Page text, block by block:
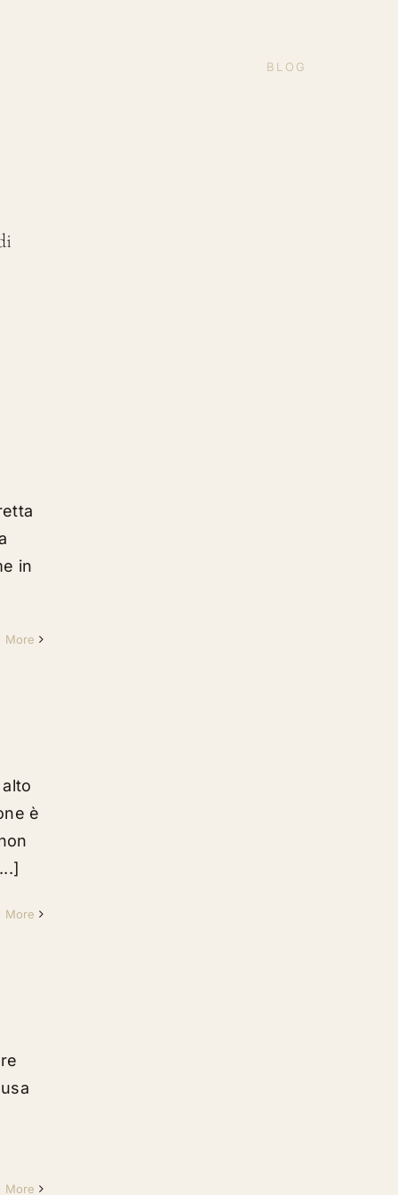
BLOG
in
More
è
More
More